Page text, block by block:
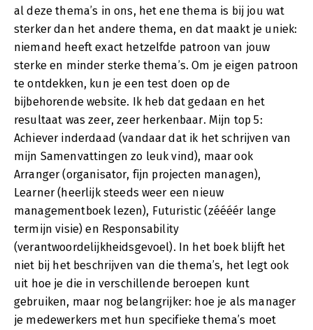
al deze thema’s in ons, het ene thema is bij jou wat
sterker dan het andere thema, en dat maakt je uniek:
niemand heeft exact hetzelfde patroon van jouw
sterke en minder sterke thema’s. Om je eigen patroon
te ontdekken, kun je een test doen op de
bijbehorende website. Ik heb dat gedaan en het
resultaat was zeer, zeer herkenbaar. Mijn top 5:
Achiever inderdaad (vandaar dat ik het schrijven van
mijn Samenvattingen zo leuk vind), maar ook
Arranger (organisator, fijn projecten managen),
Learner (heerlijk steeds weer een nieuw
managementboek lezen), Futuristic (zéééér lange
termijn visie) en Responsability
(verantwoordelijkheidsgevoel). In het boek blijft het
niet bij het beschrijven van die thema’s, het legt ook
uit hoe je die in verschillende beroepen kunt
gebruiken, maar nog belangrijker: hoe je als manager
je medewerkers met hun specifieke thema’s moet